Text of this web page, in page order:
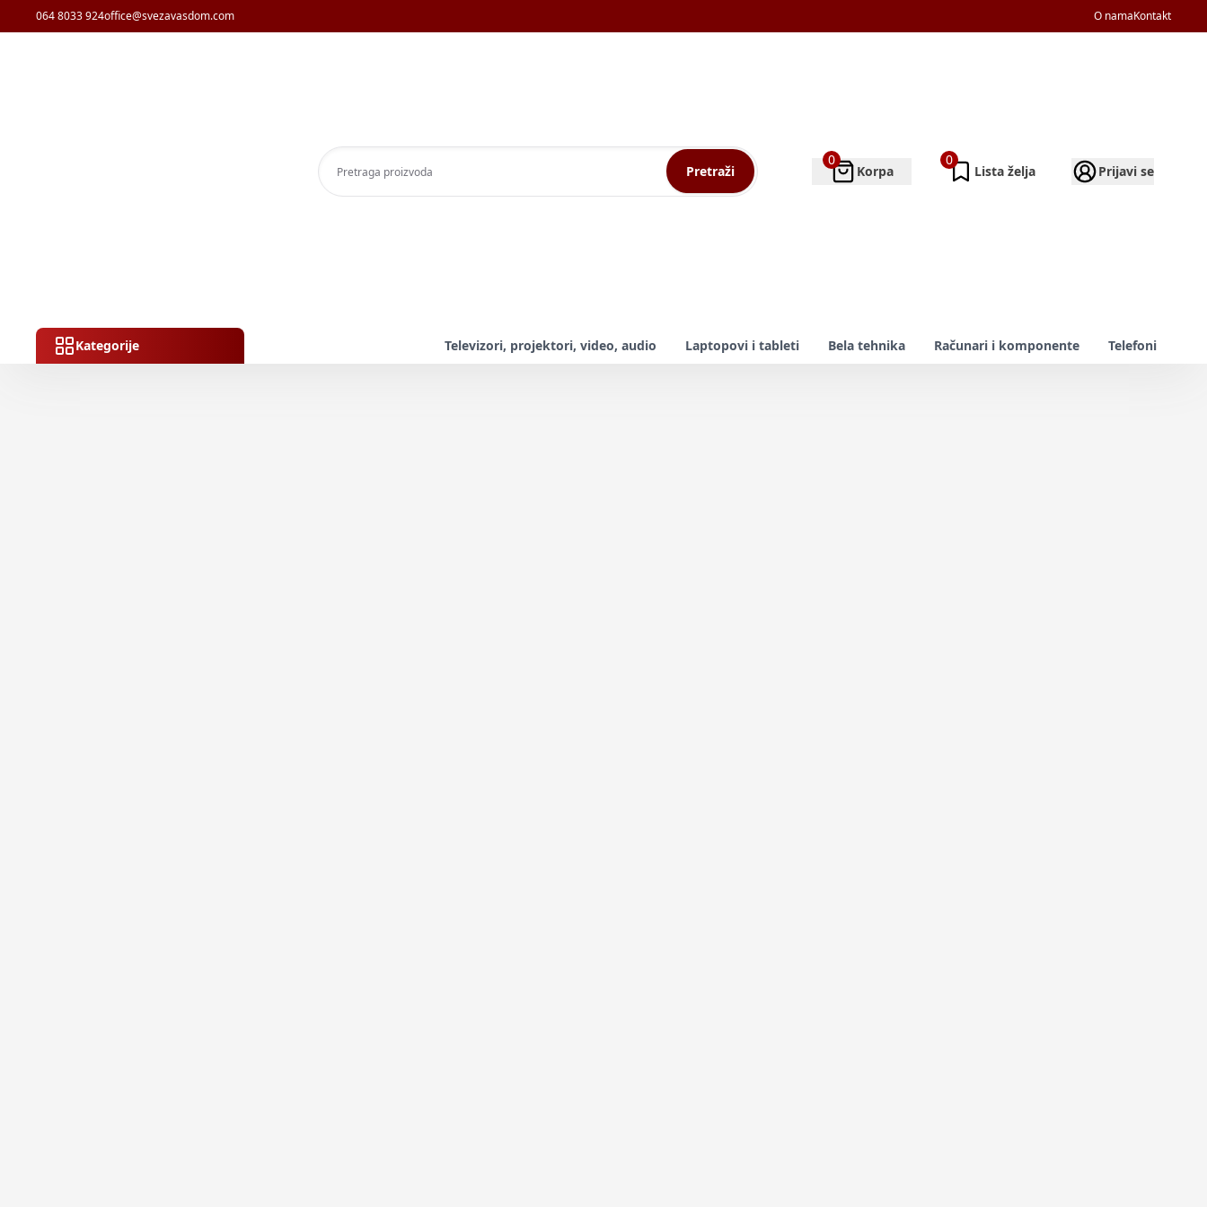
064 8033 924office@svezavasdom.com O namaKontakt
Pretraži
0
Korpa
0
Lista želja Prijavi se
Kategorije Televizori, projektori, video, audio Laptopovi i tableti Bela tehnika Računari i komponente Telefoni